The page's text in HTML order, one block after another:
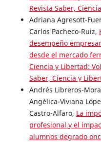
Revista Saber,
Adriana Agresott-
Carlos Pacheco-Ruiz,
desempeño
desde el mercado
Ciencia y Libertad:
Saber, Ciencia y
Andrés Libreros-
Angélica-Viviana
Castro-Alfaro, La
profesional y el
alumnos degrado